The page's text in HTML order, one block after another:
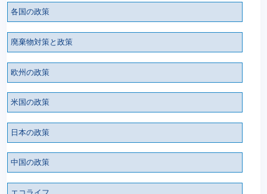
各国の政策
廃棄物対策と政策
欧州の政策
米国の政策
日本の政策
中国の政策